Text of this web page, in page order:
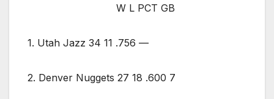
W L PCT GB
1. Utah Jazz 34 11 .756 —
2. Denver Nuggets 27 18 .600 7